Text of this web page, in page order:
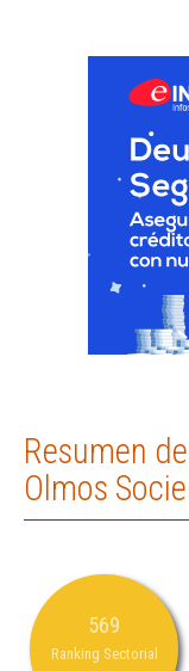
Resumen
Olmos
569
Ranking Sectorial